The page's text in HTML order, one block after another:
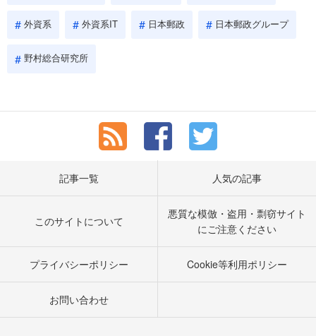
外資系 外資系IT 日本郵政 日本郵政グループ
野村総合研究所
記事一覧 人気の記事
このサイトについて
悪質な模倣・盗用・剽窃サイト
にご注意ください
プライバシーポリシー Cookie等利用ポリシー
お問い合わせ